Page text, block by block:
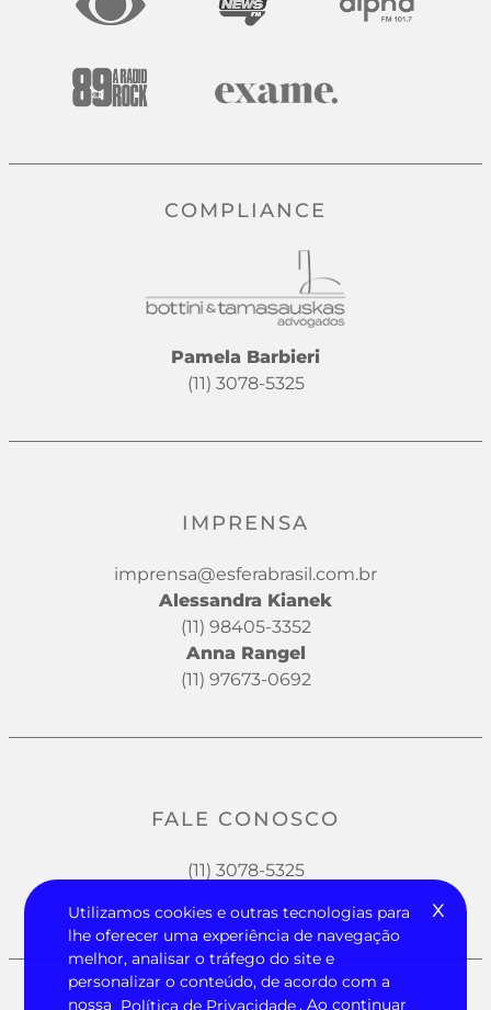
x
Utilizamos cookies e outras tecnologias para
lhe oferecer uma experiência de navegação
melhor, analisar o tráfego do site e
personalizar o conteúdo, de acordo com a
nossa Política de Privacidade. Ao continuar
COMPLIANCE
Pamela Barbieri
(11) 3078-5325
IMPRENSA
imprensa@esferabrasil.com.br
Alessandra Kianek
(11) 98405-3352
Anna Rangel
(11) 97673-0692
FALE CONOSCO
(11) 3078-5325